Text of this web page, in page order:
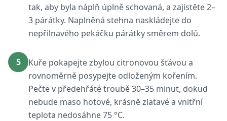
tak, aby byla náplň úplně schovaná, a zajistěte 2–
3 párátky. Naplněná stehna naskládejte do
nepřilnavého pekáčku párátky směrem dolů.
5
Kuře pokapejte zbylou citronovou šťávou a
rovnoměrně posypejte odloženým kořením.
Pečte v předehřáté troubě 30–35 minut, dokud
nebude maso hotové, krásně zlatavé a vnitřní
teplota nedosáhne 75 °C.